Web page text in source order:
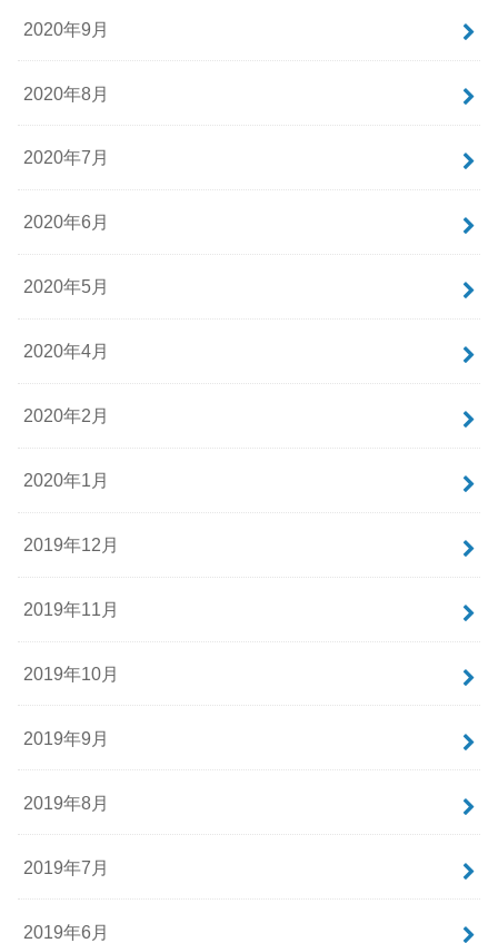
2020年9月
2020年8月
2020年7月
2020年6月
2020年5月
2020年4月
2020年2月
2020年1月
2019年12月
2019年11月
2019年10月
2019年9月
2019年8月
2019年7月
2019年6月